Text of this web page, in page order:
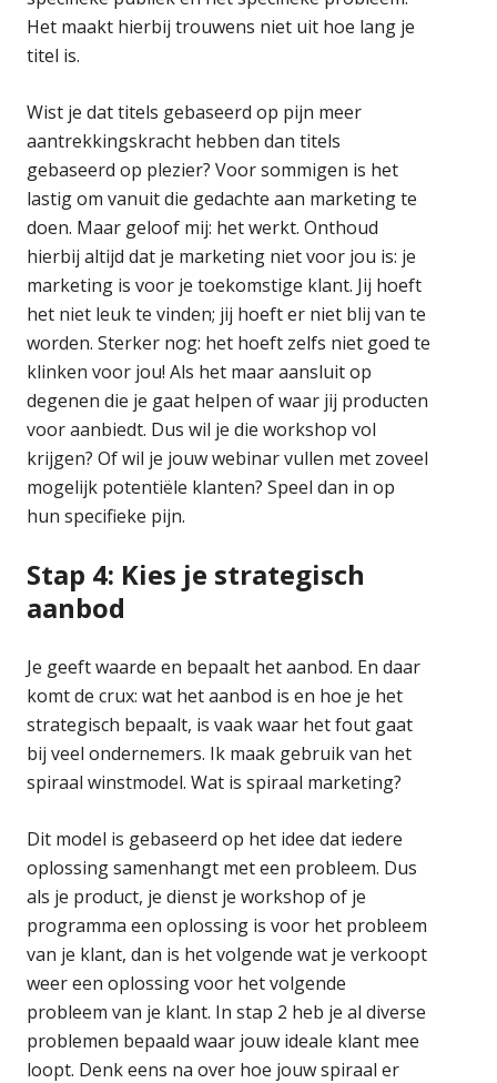
Het maakt hierbij trouwens niet uit hoe lang je
titel is.
Wist je dat titels gebaseerd op pijn meer
aantrekkingskracht hebben dan titels
gebaseerd op plezier? Voor sommigen is het
lastig om vanuit die gedachte aan marketing te
doen. Maar geloof mij: het werkt. Onthoud
hierbij altijd dat je marketing niet voor jou is: je
marketing is voor je toekomstige klant. Jij hoeft
het niet leuk te vinden; jij hoeft er niet blij van te
worden. Sterker nog: het hoeft zelfs niet goed te
klinken voor jou! Als het maar aansluit op
degenen die je gaat helpen of waar jij producten
voor aanbiedt. Dus wil je die workshop vol
krijgen? Of wil je jouw webinar vullen met zoveel
mogelijk potentiële klanten? Speel dan in op
hun specifieke pijn.
Stap 4: Kies je strategisch
aanbod
Je geeft waarde en bepaalt het aanbod. En daar
komt de crux: wat het aanbod is en hoe je het
strategisch bepaalt, is vaak waar het fout gaat
bij veel ondernemers. Ik maak gebruik van het
spiraal winstmodel. Wat is spiraal marketing?
Dit model is gebaseerd op het idee dat iedere
oplossing samenhangt met een probleem. Dus
als je product, je dienst je workshop of je
programma een oplossing is voor het probleem
van je klant, dan is het volgende wat je verkoopt
weer een oplossing voor het volgende
probleem van je klant. In stap 2 heb je al diverse
problemen bepaald waar jouw ideale klant mee
loopt. Denk eens na over hoe jouw spiraal er